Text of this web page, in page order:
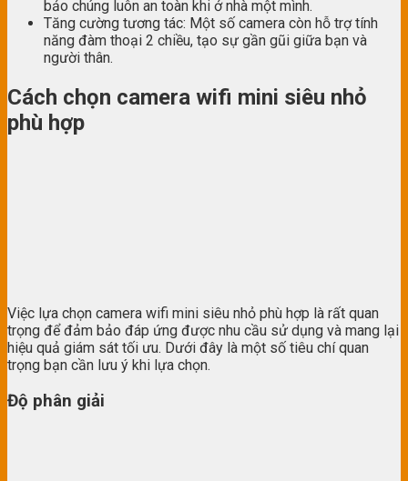
bảo chúng luôn an toàn khi ở nhà một mình.
Tăng cường tương tác: Một số camera còn hỗ trợ tính
năng đàm thoại 2 chiều, tạo sự gần gũi giữa bạn và
người thân.
Cách chọn camera wifi mini siêu nhỏ
phù hợp
Việc lựa chọn camera wifi mini siêu nhỏ phù hợp là rất quan
trọng để đảm bảo đáp ứng được nhu cầu sử dụng và mang lại
hiệu quả giám sát tối ưu. Dưới đây là một số tiêu chí quan
trọng bạn cần lưu ý khi lựa chọn.
Độ phân giải